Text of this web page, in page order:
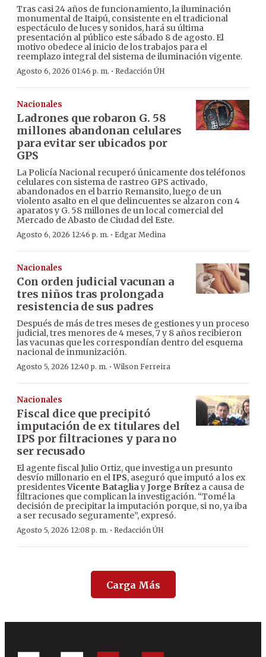
Tras casi 24 años de funcionamiento, la iluminación
monumental de Itaipú, consistente en el tradicional
espectáculo de luces y sonidos, hará su última
presentación al público este sábado 8 de agosto. El
motivo obedece al inicio de los trabajos para el
reemplazo integral del sistema de iluminación vigente.
Agosto 6, 2026 01:46 p. m. · Redacción ÚH
Nacionales
Ladrones que robaron G. 58
millones abandonan celulares
para evitar ser ubicados por
GPS
La Policía Nacional recuperó únicamente dos teléfonos
celulares con sistema de rastreo GPS activado,
abandonados en el barrio Remansito, luego de un
violento asalto en el que delincuentes se alzaron con 4
aparatos y G. 58 millones de un local comercial del
Mercado de Abasto de Ciudad del Este.
Agosto 6, 2026 12:46 p. m. · Edgar Medina
Nacionales
Con orden judicial vacunan a
tres niños tras prolongada
resistencia de sus padres
Después de más de tres meses de gestiones y un proceso
judicial, tres menores de 4 meses, 7 y 8 años recibieron
las vacunas que les correspondían dentro del esquema
nacional de inmunización.
Agosto 5, 2026 12:40 p. m. ·Wilson Ferreira
Nacionales
Fiscal dice que precipitó
imputación de ex titulares del
IPS por filtraciones y para no
ser recusado
El agente fiscal Julio Ortiz, que investiga un presunto
desvío millonario en elIPS, aseguró que imputó a los ex
presidentesVicente BatagliayJorge Brítez a causa de
filtraciones que complican la investigación. “Tomé la
decisión de precipitar la imputación porque, si no, ya iba
a ser recusado seguramente”, expresó.
Agosto 5, 2026 12:08 p. m. · Redacción ÚH
Carga Más